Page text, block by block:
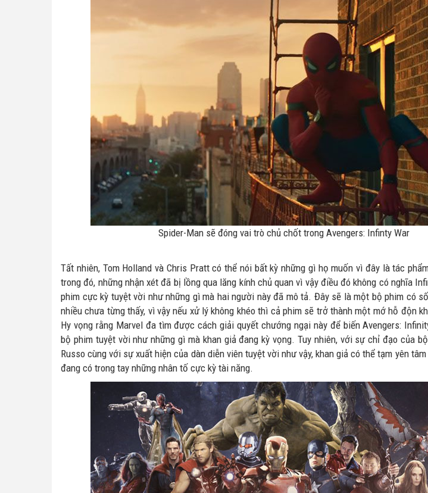
Spider-Man sẽ đóng vai trò chủ chốt trong Avengers: Infinty War
Tất nhiên, Tom Holland và Chris Pratt có thể nói bất kỳ những gì họ muốn vì đây là tác
trong đó, những nhận xét đã bị lồng qua lăng kính chủ quan vì vậy điều đó không có nghĩa
phim cực kỳ tuyệt vời như những gì mà hai người này đã mô tả. Đây sẽ là một bộ phim có
nhiều chưa từng thấy, vì vậy nếu xử lý không khéo thì cả phim sẽ trở thành một mớ hỗ độn
Hy vọng rằng Marvel đa tìm được cách giải quyết chướng ngại này để biến Avengers:
bộ phim tuyệt vời như những gì mà khan giả đang kỳ vọng. Tuy nhiên, với sự chỉ đạo của
Russo cùng với sự xuất hiện của dàn diễn viên tuyệt vời như vậy, khan giả có thể tạm yên
đang có trong tay những nhân tố cực kỳ tài năng.